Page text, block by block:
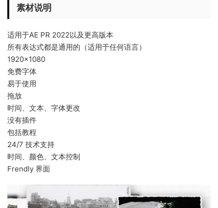
素材说明
适用于AE PR 2022以及更高版本
所有表达式都是通用的（适用于任何语言）
1920×1080
免费字体
易于使用
拖放
时间、文本、字体更改
没有插件
包括教程
24/7 技术支持
时间、颜色、文本控制
Frendly 界面